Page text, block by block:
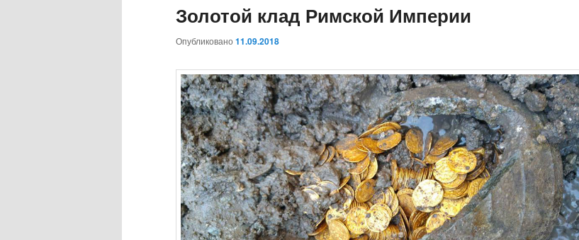
Золотой клад Римской Империи
Опубликовано 11.09.2018